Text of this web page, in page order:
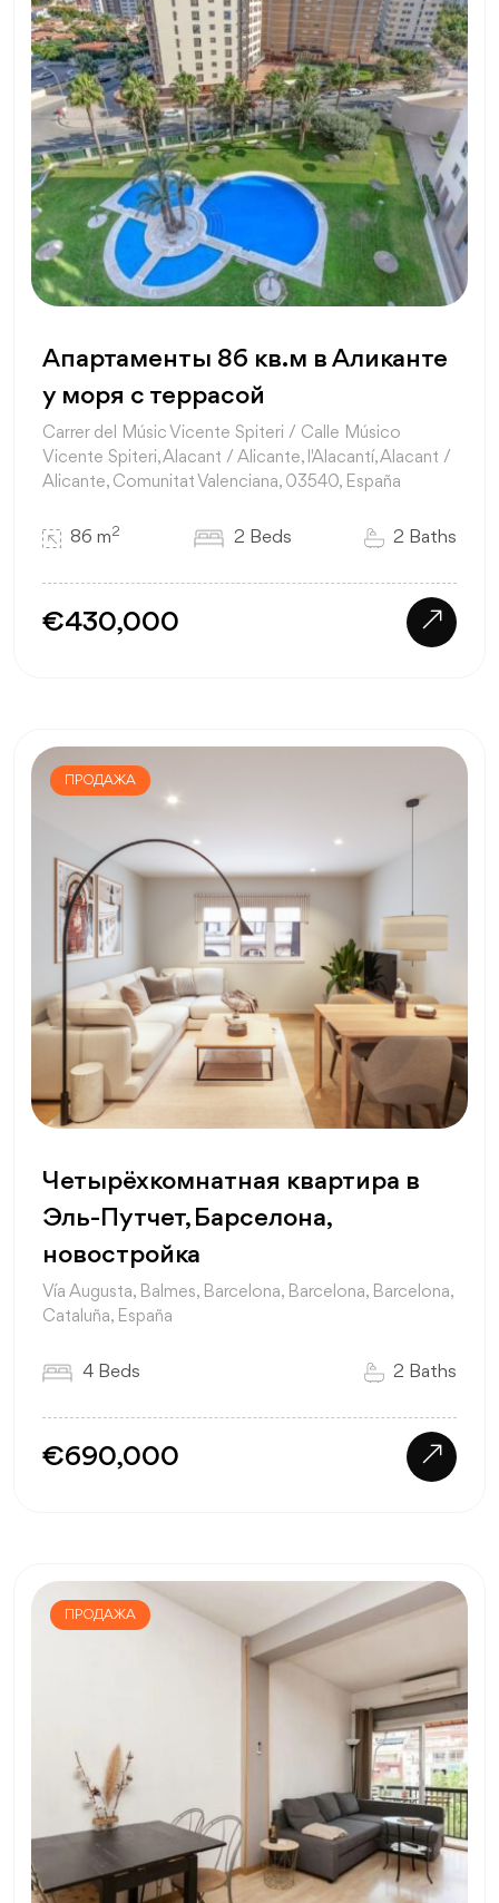
Апартаменты 86 кв.м в Аликанте
у моря с террасой
Carrer del Músic Vicente Spiteri / Calle Músico
Vicente Spiteri, Alacant / Alicante, l'Alacantí, Alacant /
Alicante, Comunitat Valenciana, 03540, España
86 m2 2 Beds 2 Baths
€430,000
ПРОДАЖА
Четырёхкомнатная квартира в
Эль-Путчет, Барселона,
новостройка
Vía Augusta, Balmes, Barcelona, Barcelona, Barcelona,
Cataluña, España
4 Beds 2 Baths
€690,000
ПРОДАЖА